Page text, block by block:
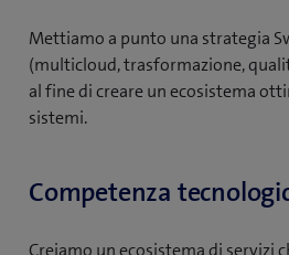
Mettiamo a punto una strategia
(multicloud, trasformazione,
al fine di creare un ecosistema
sistemi.
Competenza